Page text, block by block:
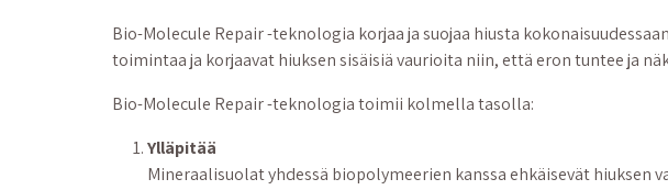
Bio-Molecule Repair -teknologia korjaa ja suojaa hiusta
toimintaa ja korjaavat hiuksen sisäisiä vaurioita niin, että eron tuntee ja
Bio-Molecule Repair -teknologia toimii kolmella tasolla:
Ylläpitää
Mineraalisuolat yhdessä biopolymeerien kanssa ehkäisevät